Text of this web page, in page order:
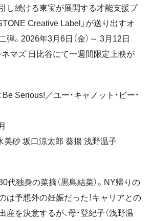
し続ける東宝が展開する才能支援プ
Creative Label」が送り出すオ
。2026年3月6日（金）～ 3月12日
ネマズ 日比谷にて一週間限定上映が
Serious!／ユー・キャノット・ビー・
美砂 坂口涼太郎 葵揚 浅野温子
代独身の菜摘（黒島結菜）。NY帰りの
は予想外の妊娠だった！キャリアとの
を決意するが、母・登紀子（浅野温